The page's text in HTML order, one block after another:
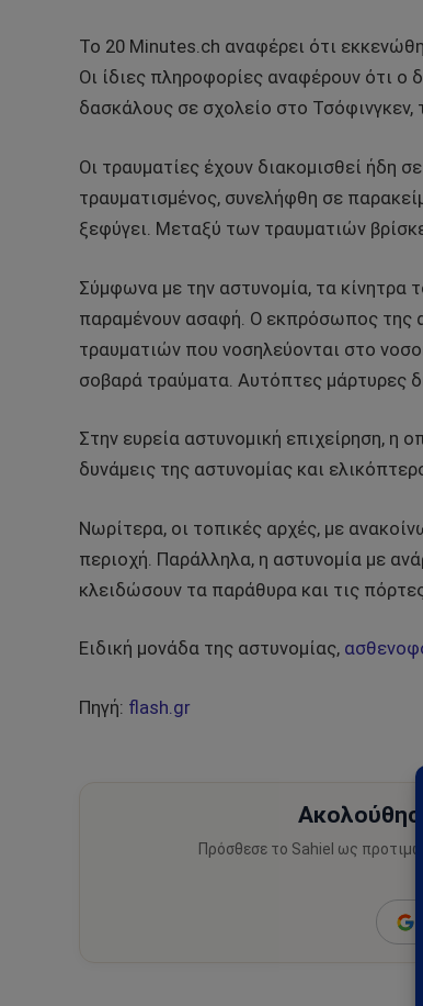
Το 20 Minutes.ch αναφέρει ότι
Οι ίδιες πληροφορίες αναφέρουν ότι ο
δασκάλους σε σχολείο στο
Οι τραυματίες έχουν διακομισθεί ήδη
τραυματισμένος, συνελήφθη σε
ξεφύγει. Μεταξύ των τραυματιών
Σύμφωνα με την αστυνομία, τα κίνητρα
παραμένουν ασαφή. Ο εκπρόσωπος της
τραυματιών που νοσηλεύονται στο
σοβαρά τραύματα. Αυτόπτες μάρτυρες
Στην ευρεία αστυνομική επιχείρηση, η
δυνάμεις της αστυνομίας και
Νωρίτερα, οι τοπικές αρχές, με
περιοχή. Παράλληλα, η αστυνομία με
κλειδώσουν τα παράθυρα και τις
Ειδική μονάδα της αστυνομίας,
Πηγή: flash.gr
Πρόσθεσε το Sahiel ως